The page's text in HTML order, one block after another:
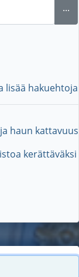
...
lisää hakuehtoja
haun kattavuus
kerättäväksi